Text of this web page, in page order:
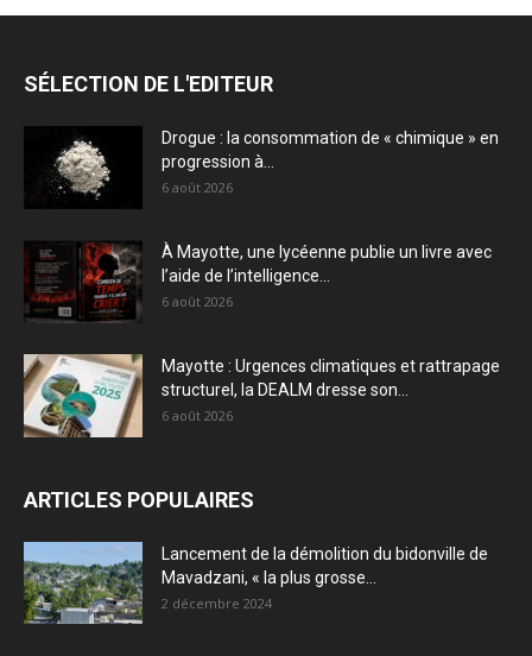
SÉLECTION DE L'EDITEUR
Drogue : la consommation de « chimique » en
progression à...
6 août 2026
À Mayotte, une lycéenne publie un livre avec
l’aide de l’intelligence...
6 août 2026
Mayotte : Urgences climatiques et rattrapage
structurel, la DEALM dresse son...
6 août 2026
ARTICLES POPULAIRES
Lancement de la démolition du bidonville de
Mavadzani, « la plus grosse...
2 décembre 2024